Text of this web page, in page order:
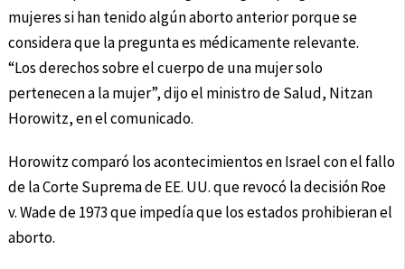
mujeres si han tenido algún aborto anterior porque se
considera que la pregunta es médicamente relevante.
“Los derechos sobre el cuerpo de una mujer solo
pertenecen a la mujer”, dijo el ministro de Salud, Nitzan
Horowitz, en el comunicado.
Horowitz comparó los acontecimientos en Israel con el fallo
de la Corte Suprema de EE. UU. que revocó la decisión Roe
v. Wade de 1973 que impedía que los estados prohibieran el
aborto.